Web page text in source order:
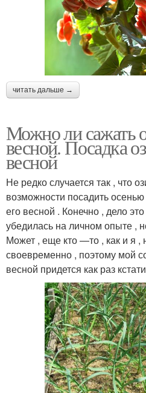
читать дальше →
Можно ли сажать
весной. Посадка
весной
Не редко случается так , что
возможности посадить
его весной . Конечно , дело
убедилась на личном опыте ,
Может , еще кто —то , как и я ,
своевременно , поэтому мой
весной придется как раз